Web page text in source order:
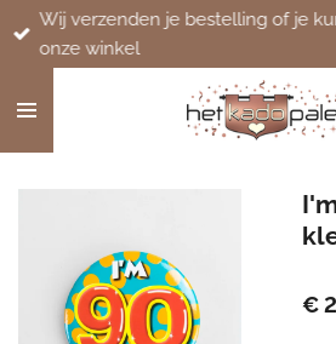
Ga
direct
de
Wij verzenden je bestelling of je
onze winkel
€